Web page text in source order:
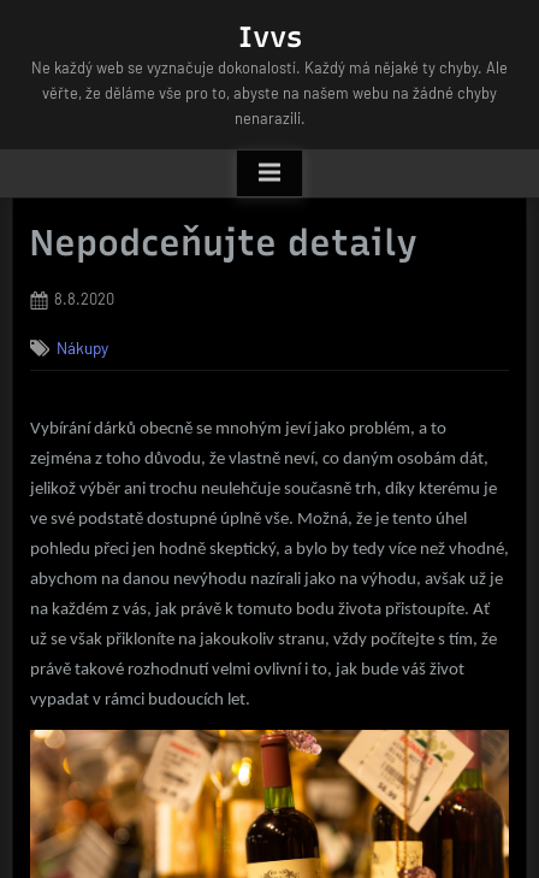
content
Ivvs
Ne každý web se vyznačuje dokonalostí. Každý má nějaké ty chyby. Ale
věřte, že děláme vše pro to, abyste na našem webu na žádné chyby
nenarazili.
Nepodceňujte detaily
Posted
8.8.2020
Nákupy
Vybírání dárků obecně se mnohým jeví jako problém, a to
zejména z toho důvodu, že vlastně neví, co daným osobám dát,
jelikož výběr ani trochu neulehčuje současně trh, díky kterému je
ve své podstatě dostupné úplně vše. Možná, že je tento úhel
pohledu přeci jen hodně skeptický, a bylo by tedy více než vhodné,
abychom na danou nevýhodu nazírali jako na výhodu, avšak už je
na každém z vás, jak právě k tomuto bodu života přistoupíte. Ať
už se však přikloníte na jakoukoliv stranu, vždy počítejte s tím, že
právě takové rozhodnutí velmi ovlivní i to, jak bude váš život
vypadat v rámci budoucích let.